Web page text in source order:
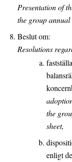
Presentation of
the group
Beslut om:
Resolutions
the
sheet,
enligt